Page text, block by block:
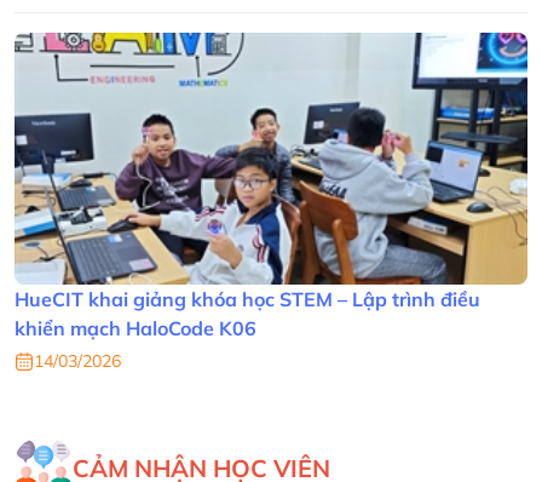
HueCIT khai giảng khóa học STEM – Lập trình điều
khiển mạch HaloCode K06
14/03/2026
CẢM NHẬN HỌC VIÊN